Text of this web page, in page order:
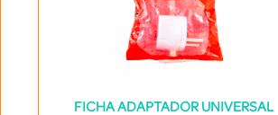
FICHA ADAPTADOR UNIVERSAL